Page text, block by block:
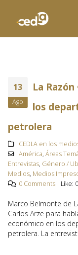
13
Ago
La
los
petrolera
CEDLA en los
América, Áreas
Entrevistas, Género /
Medios, Medios
0 Comments
Like: 0
Marco Belmonte de
Carlos Arze para
económico en los
petrolera. La